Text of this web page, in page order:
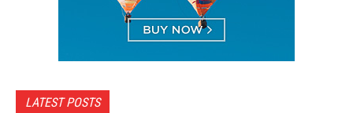
LATEST POSTS